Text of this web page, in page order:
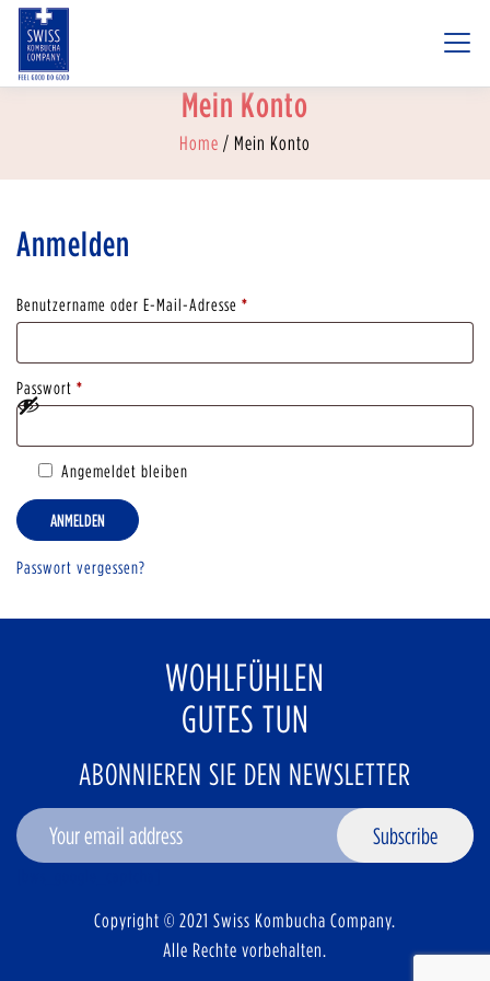
Mein Konto
Home / Mein Konto
Anmelden
Benutzername oder E-Mail-Adresse *
Passwort *
Angemeldet bleiben
ANMELDEN
Passwort vergessen?
WOHLFÜHLEN
GUTES TUN
ABONNIEREN SIE DEN NEWSLETTER
Subscribe
Copyright © 2021 Swiss Kombucha Company.
Alle Rechte vorbehalten.